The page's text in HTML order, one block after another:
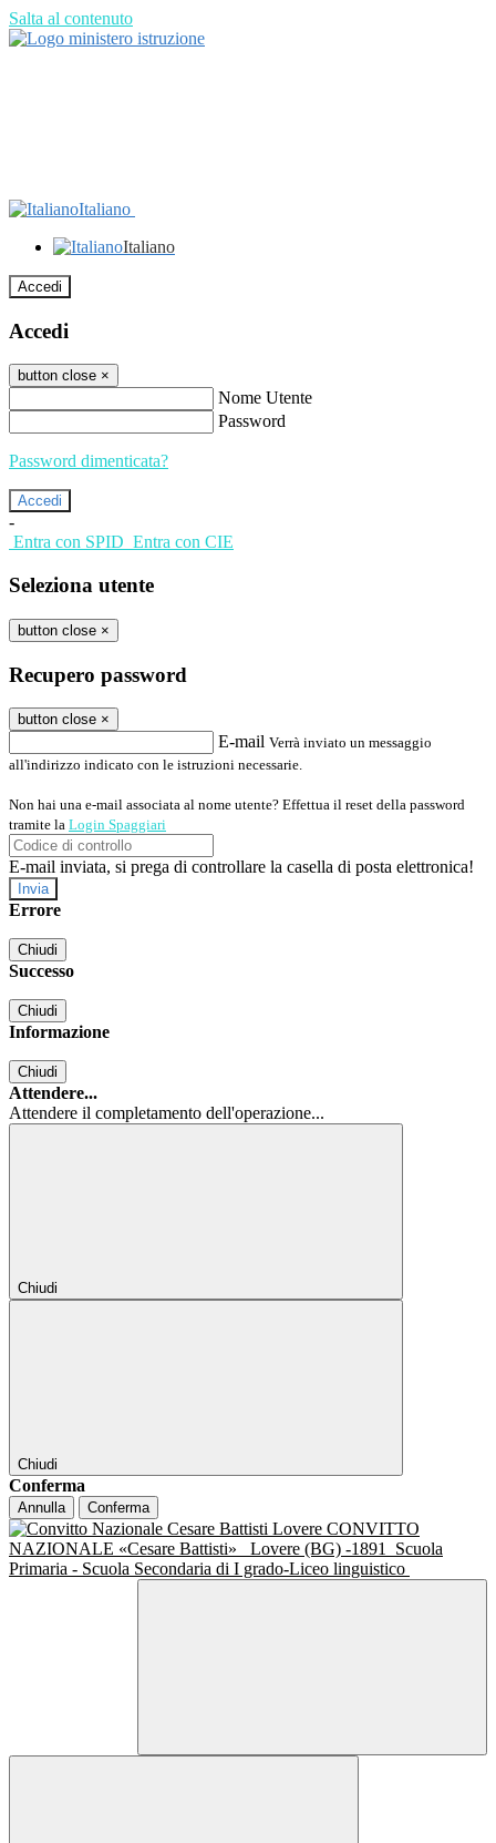
Salta al contenuto
Italiano
Italiano
Accedi
Accedi
button close ×
Nome Utente
Password
Password dimenticata?
-
Entra con SPID Entra con CIE
Seleziona utente
button close ×
Recupero password
button close ×
E-mail Verrà inviato un messaggio
all'indirizzo indicato con le istruzioni necessarie.
Non hai una e-mail associata al nome utente? Effettua il reset della password
tramite la Login Spaggiari
E-mail inviata, si prega di controllare la casella di posta elettronica!
Errore
Chiudi
Successo
Chiudi
Informazione
Chiudi
Attendere...
Attendere il completamento dell'operazione...
Chiudi
Chiudi
Conferma
Annulla Conferma
CONVITTO
NAZIONALE «Cesare Battisti»
Lovere (BG) -1891
Scuola
Primaria - Scuola Secondaria di I grado-Liceo linguistico